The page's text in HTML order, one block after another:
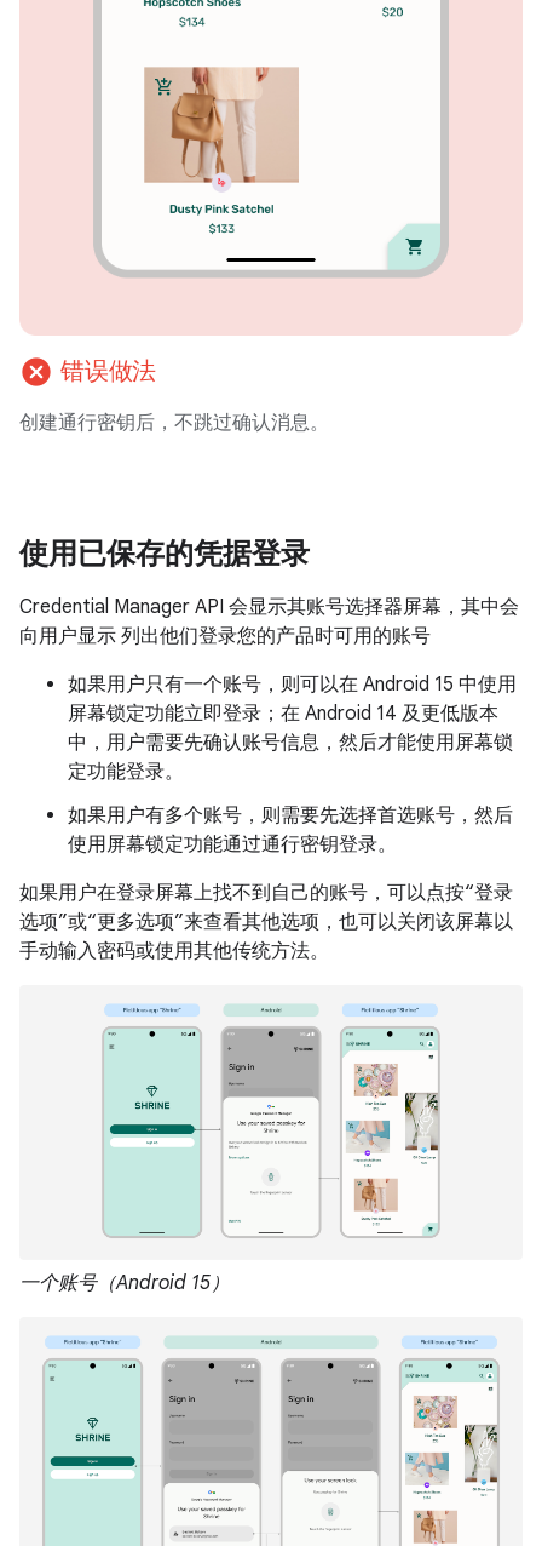
cancel 错误做法
创建通行密钥后，不跳过确认消息。
使用已保存的凭据登录
Credential Manager API 会显示其账号选择器屏幕，其中会
向用户显示 列出他们登录您的产品时可用的账号
如果用户只有一个账号，则可以在 Android 15 中使用
屏幕锁定功能立即登录；在 Android 14 及更低版本
中，用户需要先确认账号信息，然后才能使用屏幕锁
定功能登录。
如果用户有多个账号，则需要先选择首选账号，然后
使用屏幕锁定功能通过通行密钥登录。
如果用户在登录屏幕上找不到自己的账号，可以点按“登录
选项”或“更多选项”来查看其他选项，也可以关闭该屏幕以
手动输入密码或使用其他传统方法。
一个账号（Android 15）